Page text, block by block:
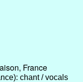
France
chant / vocals